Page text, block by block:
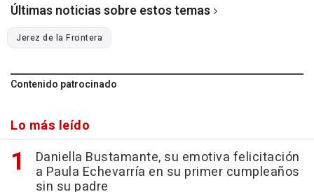
Últimas noticias sobre estos temas
Jerez de la Frontera
Contenido patrocinado
Lo más leído
Daniella Bustamante, su emotiva felicitación
a Paula Echevarría en su primer cumpleaños
sin su padre